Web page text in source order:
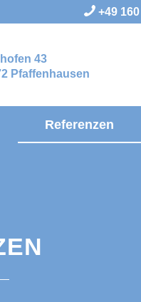
+49
43
Pfaffenhausen
Referenzen